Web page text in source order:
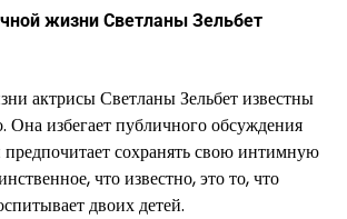
жизни Светланы Зельбет
актрисы Светланы Зельбет известны
Она избегает публичного обсуждения
сохранять свою интимную
что известно, это то, что
двоих детей.